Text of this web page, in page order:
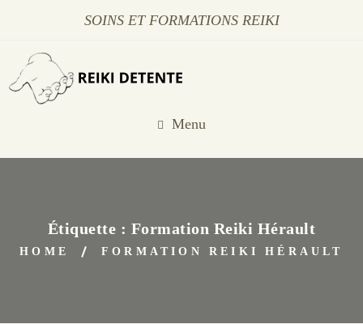
SOINS ET FORMATIONS REIKI
Menu
Étiquette : Formation Reiki Hérault
HOME FORMATION REIKI HÉRAULT